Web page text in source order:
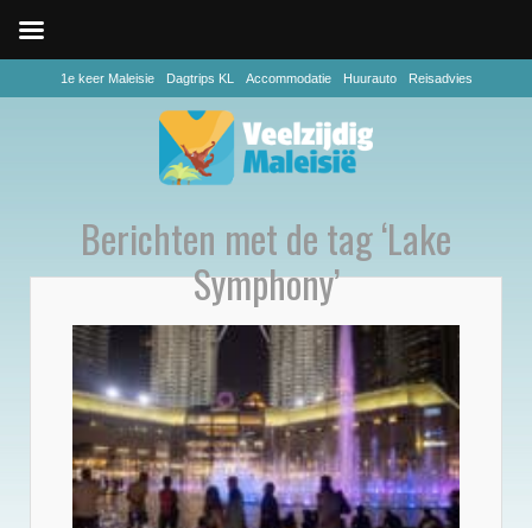
1e keer Maleisie Dagtrips KL Accommodatie Huurauto Reisadvies
Berichten met de tag ‘Lake
Symphony’